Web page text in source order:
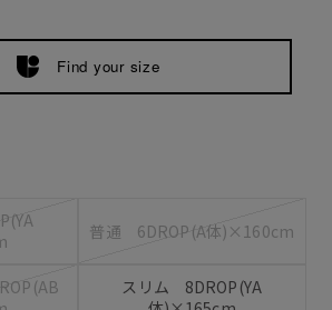
Find your size
普通 6DROP(A体)×160cm
スリム 8DROP(YA